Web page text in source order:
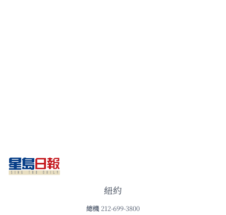
紐約
總機 212-699-3800